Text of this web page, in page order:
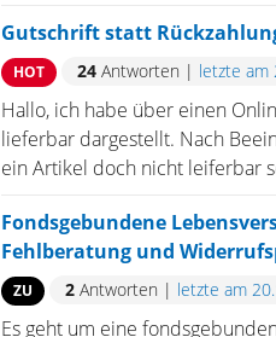
Gutschrift statt
HOT 24 Antworten | letzte am
Hallo, ich habe über einen
lieferbar dargestellt. Nach
ein Artikel doch nicht leiferbar
Fondsgebundene
Fehlberatung und
ZU 2 Antworten | letzte am
Es geht um eine